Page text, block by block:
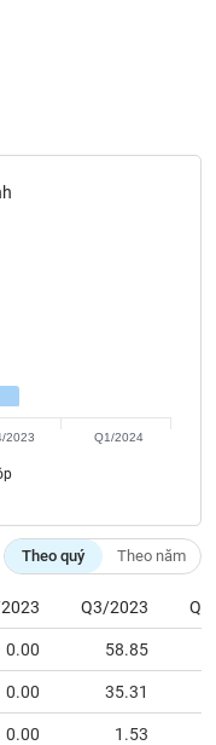
2023 Q1/2024
Theo quý Theo năm
Q3/2023
0.00 58.85
0.00 35.31
0.00 1.53